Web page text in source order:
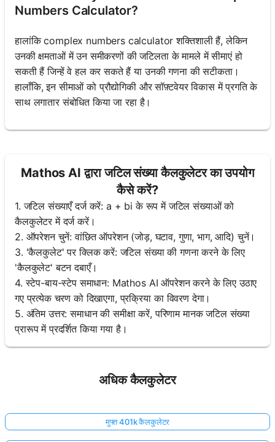
Numbers Calculator?
हालांकि complex numbers calculator शक्तिशाली हैं, लेकिन
उनकी क्षमताओं में उन समीकरणों की जटिलता के मामले में सीमाएं हो
सकती हैं जिन्हें वे हल कर सकते हैं या उनकी गणना की सटीकता।
हालाँकि, इन सीमाओं को प्रौद्योगिकी और सॉफ़्टवेयर विकास में प्रगति के
साथ लगातार संबोधित किया जा रहा है।
Mathos AI द्वारा जटिल संख्या कैलकुलेटर का उपयोग
कैसे करें?
1. जटिल संख्याएँ दर्ज करें: a + bi के रूप में जटिल संख्याओं को
कैलकुलेटर में दर्ज करें।
2. ऑपरेशन चुनें: वांछित ऑपरेशन (जोड़, घटाव, गुणा, भाग, आदि) चुनें।
3. 'कैलकुलेट' पर क्लिक करें: जटिल संख्या की गणना करने के लिए
'कैलकुलेट' बटन दबाएँ।
4. स्टेप-बाय-स्टेप समाधान: Mathos AI ऑपरेशन करने के लिए उठाए
गए प्रत्येक चरण को दिखाएगा, प्रक्रिया का विवरण देगा।
5. अंतिम उत्तर: समाधान की समीक्षा करें, परिणाम मानक जटिल संख्या
प्रारूप में प्रदर्शित किया गया है।
अधिक कैलकुलेटर
मुफ्त 401k कैलकुलेटर